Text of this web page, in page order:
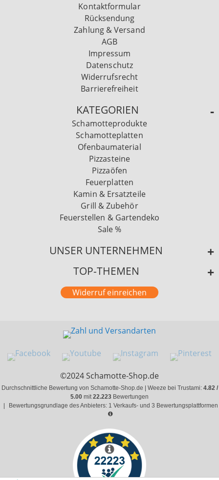
Kontaktformular
Rücksendung
Zahlung & Versand
AGB
Impressum
Datenschutz
Widerrufsrecht
Barrierefreiheit
KATEGORIEN
Schamotteprodukte
Schamotteplatten
Ofenbaumaterial
Pizzasteine
Pizzaöfen
Feuerplatten
Kamin & Ersatzteile
Grill & Zubehör
Feuerstellen & Gartendeko
Sale %
UNSER UNTERNEHMEN
TOP-THEMEN
Widerruf einreichen
©2024 Schamotte-Shop.de
Durchschnittliche Bewertung von Schamotte-Shop.de | Weeze bei Trustami: 4.82 /
5.00 mit22.223 Bewertungen
Bewertungsgrundlage des Anbieters: 1 Verkaufs- und 3 Bewertungsplattformen